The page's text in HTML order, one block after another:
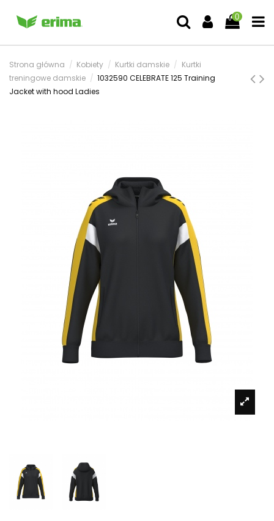
0
Strona główna Kobiety Kurtki damskie
Kurtki
treningowe damskie
1032590 CELEBRATE 125 Training
Jacket with hood Ladies